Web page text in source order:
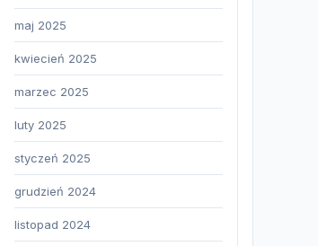
maj 2025
kwiecień 2025
marzec 2025
luty 2025
styczeń 2025
grudzień 2024
listopad 2024